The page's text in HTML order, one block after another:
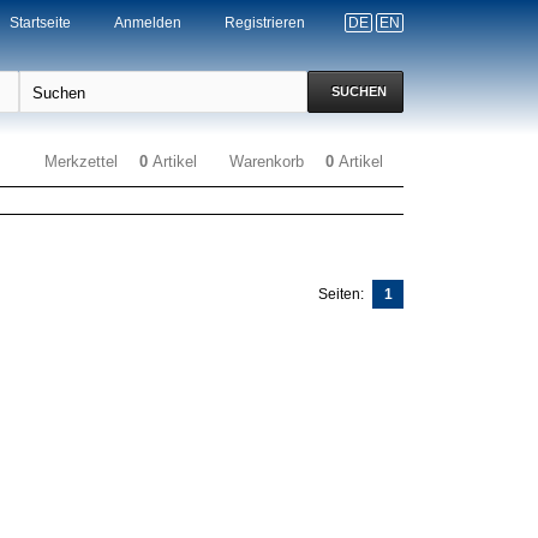
DE EN
Registrieren
Anmelden
Startseite
SUCHEN
Warenkorb 0 Artikel
Merkzettel 0 Artikel
Seiten: 1